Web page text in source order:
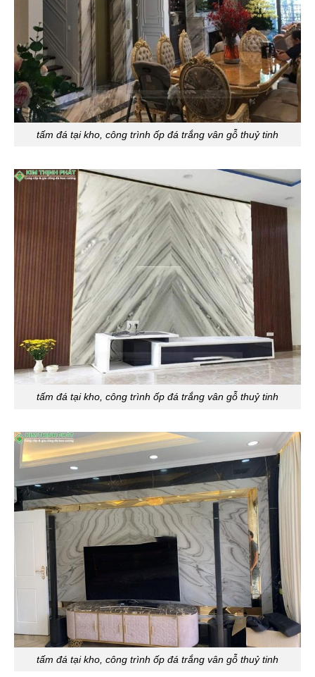
tấm đá tại kho, công trình ốp đá trắng vân gỗ thuỷ tinh
tấm đá tại kho, công trình ốp đá trắng vân gỗ thuỷ tinh
tấm đá tại kho, công trình ốp đá trắng vân gỗ thuỷ tinh